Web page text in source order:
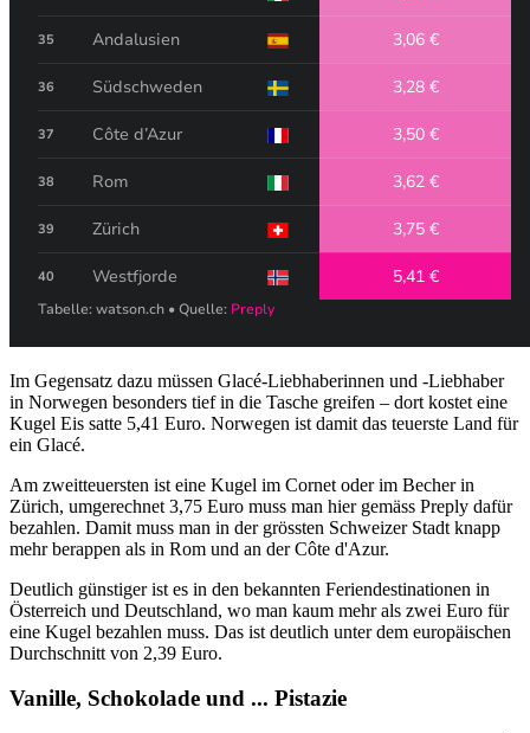
Im Gegensatz dazu müssen Glacé-Liebhaberinnen und -Liebhaber
in Norwegen besonders tief in die Tasche greifen – dort kostet eine
Kugel Eis satte 5,41 Euro. Norwegen ist damit das teuerste Land für
ein Glacé.
Am zweitteuersten ist eine Kugel im Cornet oder im Becher in
Zürich, umgerechnet 3,75 Euro muss man hier gemäss Preply dafür
bezahlen. Damit muss man in der grössten Schweizer Stadt knapp
mehr berappen als in Rom und an der Côte d'Azur.
Deutlich günstiger ist es in den bekannten Feriendestinationen in
Österreich und Deutschland, wo man kaum mehr als zwei Euro für
eine Kugel bezahlen muss. Das ist deutlich unter dem europäischen
Durchschnitt von 2,39 Euro.
Vanille, Schokolade und ... Pistazie